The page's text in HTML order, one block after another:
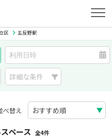
区 五反野駅
詳細な条件
べ替え
ペース 全4件